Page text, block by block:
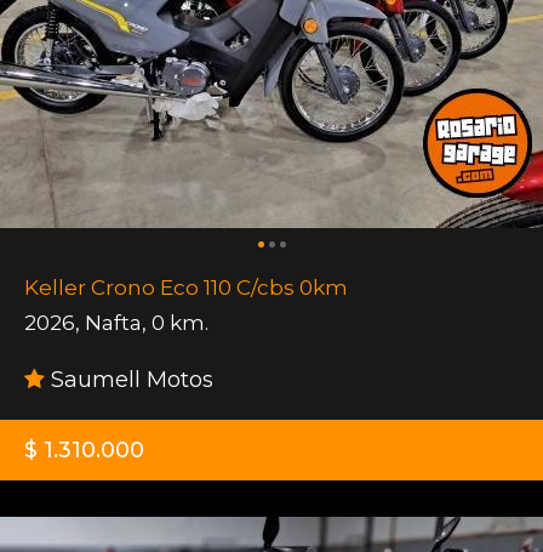
Keller Crono Eco 110 C/cbs 0km
2026, Nafta, 0 km.
Saumell Motos
$ 1.310.000